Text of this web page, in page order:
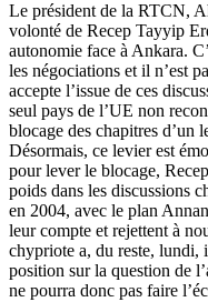
Le président de la RTCN,
volonté de Recep Tayyip
autonomie face à Ankara.
les négociations et il n’est
accepte l’issue de ces
seul pays de l’UE non
blocage des chapitres d’un
Désormais, ce levier est
pour lever le blocage,
poids dans les discussions
en 2004, avec le plan
leur compte et rejettent à
chypriote a, du reste, lundi,
position sur la question de
ne pourra donc pas faire